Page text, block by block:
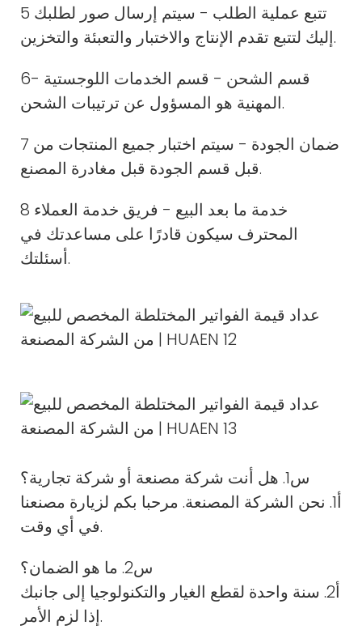
5 تتبع عملية الطلب - سيتم إرسال صور لطلبك
إليك لتتبع تقدم الإنتاج والاختبار والتعبئة والتخزين.
6- قسم الشحن - قسم الخدمات اللوجستية
المهنية هو المسؤول عن ترتيبات الشحن.
7 ضمان الجودة - سيتم اختبار جميع المنتجات من
قبل قسم الجودة قبل مغادرة المصنع.
8 خدمة ما بعد البيع - فريق خدمة العملاء
المحترف سيكون قادرًا على مساعدتك في
أسئلتك.
س1. هل أنت شركة مصنعة أو شركة تجارية؟
أ1. نحن الشركة المصنعة. مرحبا بكم لزيارة مصنعنا
في أي وقت.
س2. ما هو الضمان؟
أ2. سنة واحدة لقطع الغيار والتكنولوجيا إلى جانبك
إذا لزم الأمر.